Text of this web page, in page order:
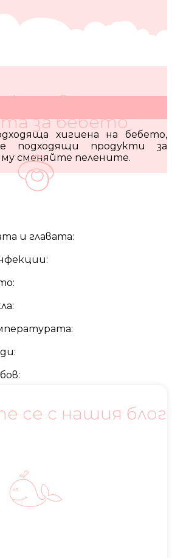
съвета за
за бебето
хигиена на бебето,
подходящи продукти за
му сменяйте пелените.
и главата:
се с нашия блог